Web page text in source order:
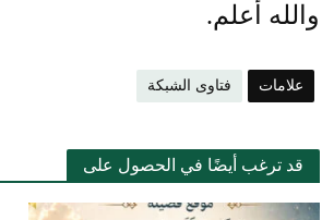
والله أعلم.
علامات فتاوى الشبكة
قد ترغب أيضًا في الحصول على